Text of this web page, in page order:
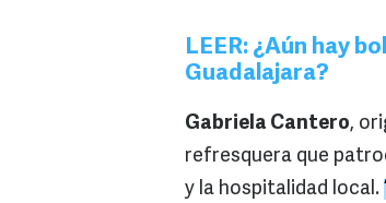
LEER: ¿Aún hay
Guadalajara?
Gabriela Cantero,
refresquera que
y la hospitalidad local.